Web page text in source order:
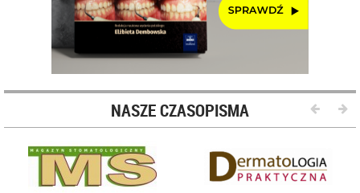
NASZE CZASOPISMA